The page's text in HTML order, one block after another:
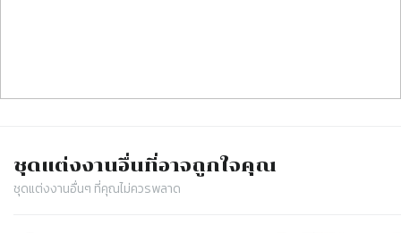
ชุดแต่งงานอื่นที่อาจถูกใจคุณ
ชุดแต่งงานอื่นๆ ที่คุณไม่ควรพลาด